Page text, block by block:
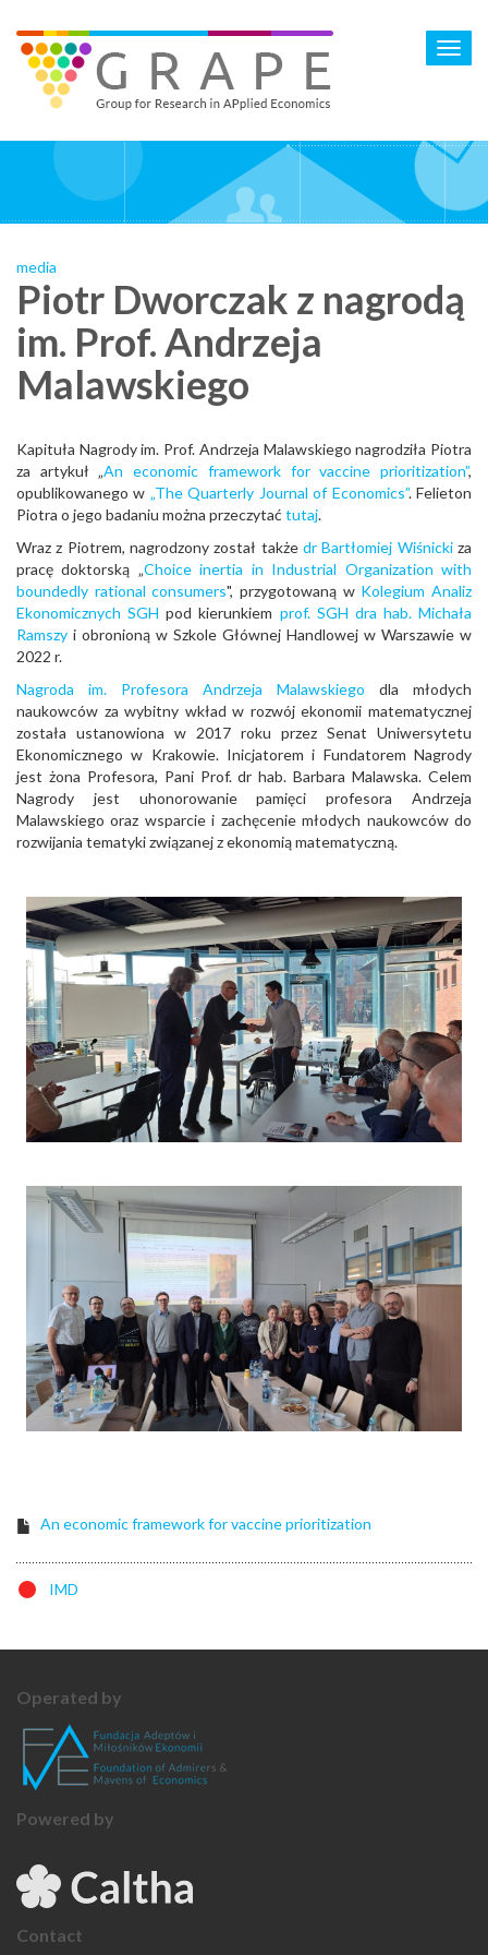
main
content
media
Piotr Dworczak z nagrodą
im. Prof. Andrzeja
Malawskiego
Kapituła Nagrody im. Prof. Andrzeja Malawskiego nagrodziła Piotra
za artykuł „An economic framework for vaccine prioritization”,
opublikowanego w „The Quarterly Journal of Economics”. Felieton
Piotra o jego badaniu można przeczytać tutaj.
Wraz z Piotrem, nagrodzony został także dr Bartłomiej Wiśnickiza
pracę doktorską „Choice inertia in Industrial Organization with
boundedly rational consumers", przygotowaną w Kolegium Analiz
Ekonomicznych SGH pod kierunkiem prof. SGH dra hab. Michała
Ramszy i obronioną w Szkole Głównej Handlowej w Warszawie w
2022 r.
Nagroda im. Profesora Andrzeja Malawskiego dla młodych
naukowców za wybitny wkład w rozwój ekonomii matematycznej
została ustanowiona w 2017 roku przez Senat Uniwersytetu
Ekonomicznego w Krakowie. Inicjatorem i Fundatorem Nagrody
jest żona Profesora, Pani Prof. dr hab. Barbara Malawska. Celem
Nagrody jest uhonorowanie pamięci profesora Andrzeja
Malawskiego oraz wsparcie i zachęcenie młodych naukowców do
rozwijania tematyki związanej z ekonomią matematyczną.
An economic framework for vaccine prioritization
IMD
Operated by
Powered by
Contact